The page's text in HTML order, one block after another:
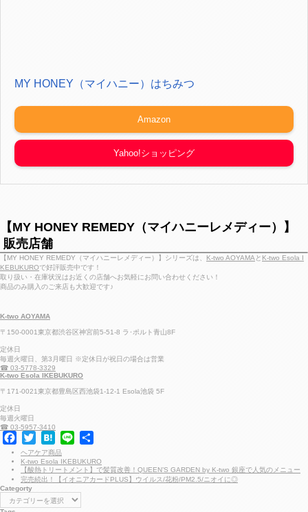
MY HONEY（マイハニー）はちみつ
Amazon
Yahoo!ショッピング
【MY HONEY REMEDY（マイハニーレメディー）】
販売店舗
【MY HONEY REMEDY（マイハニーレメディー）】シリーズは、 K-two AOYAMA と K-two Esola I
KEBUKUROで好評販売中です！
取り扱い・在庫状況はお近くの店舗へお気軽にお問い合わせください！
商品のみ購入のご来店も大歓迎です♪
K-two AOYAMA
〒150-0001東京都渋谷区神宮前5-51-8 ラ･ポルト青山8F
定休日
毎週火曜日、第3月曜日 ※定休日が祝日の場合は営業
☎ 03-5778-3329
K-two Esola IKEBUKURO
〒171-0021東京都豊島区西池袋1-12-1 Esola池袋 5F
定休日
毎週火曜日
☎ 03-5957-3410
a
c
e
b
o
w
i
t
t
e
H
a
t
e
n
a
n
e
ヘアケア商品
K-two Esola IKEBUKURO
【酸熱トリートメント】で髪質改善！QUEEN’S GARDEN by K-two 銀座で人気のメニュー
完売続出！【イオニアカードPLUS】ウイルス/花粉/PM2.5/ニオイに◎
Categorty
C
t